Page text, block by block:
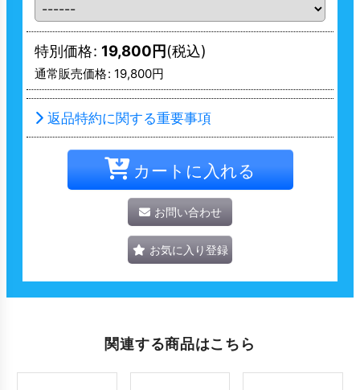
特別価格: 19,800円(税込)
通常販売価格: 19,800円
返品特約に関する重要事項
カートに入れる
お問い合わせ
お気に入り登録
関連する商品はこちら